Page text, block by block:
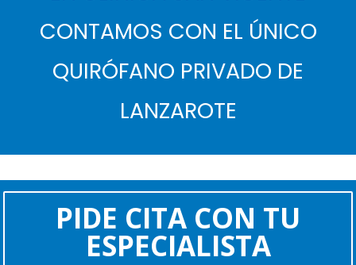
CONTAMOS CON EL ÚNICO
QUIRÓFANO PRIVADO DE
LANZAROTE
PIDE CITA CON TU
ESPECIALISTA